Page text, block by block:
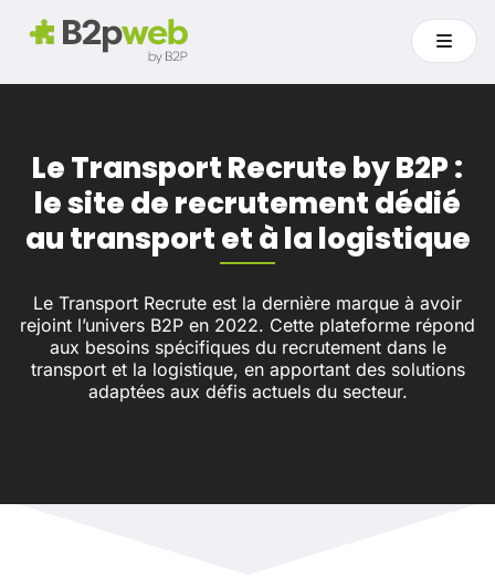
Le Transport Recrute by B2P :
le site de recrutement dédié
au transport et à la logistique
Le Transport Recrute est la dernière marque à avoir
rejoint l’univers B2P en 2022. Cette plateforme répond
aux besoins spécifiques du recrutement dans le
transport et la logistique, en apportant des solutions
adaptées aux défis actuels du secteur.